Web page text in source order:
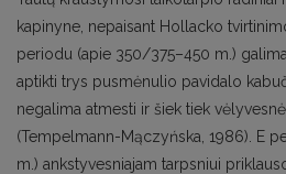
kapinyne, nepaisant Hollacko
periodu (apie 350/375–450 m.)
aptikti trys pusmėnulio pavidalo
negalima atmesti ir šiek tiek
(Tempelmann-Mączyńska, 1986). E
m.) ankstyvesniajam tarpsniui